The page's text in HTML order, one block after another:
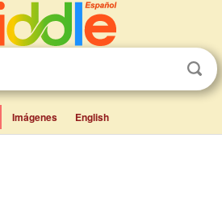
Imágenes English